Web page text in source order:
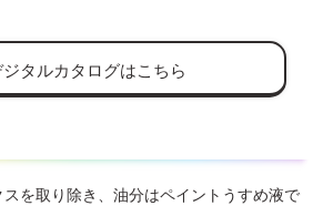
ジタルカタログはこちら
を取り除き、油分はペイントうすめ液で